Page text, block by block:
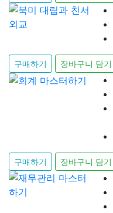
구매하기 장바구니 담기
구매하기 장바구니 담기